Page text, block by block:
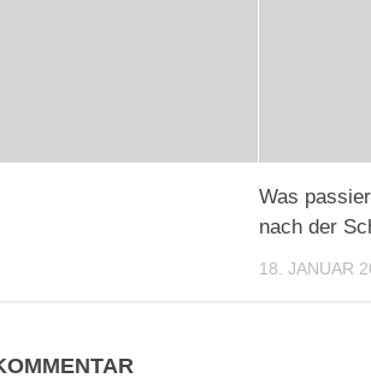
Was
nach der
18. JANUAR